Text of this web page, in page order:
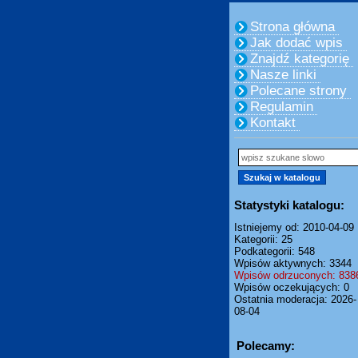
Strona główna
Jak dodać wpis
Znajdź kategorię
Nasze linki
Polecane strony
Regulamin
Kontakt
Statystyki katalogu:
Istniejemy od: 2010-04-09
Kategorii: 25
Podkategorii: 548
Wpisów aktywnych: 3344
Wpisów odrzuconych:
Wpisów oczekujących: 0
Ostatnia moderacja: 2026-
08-04
Polecamy: